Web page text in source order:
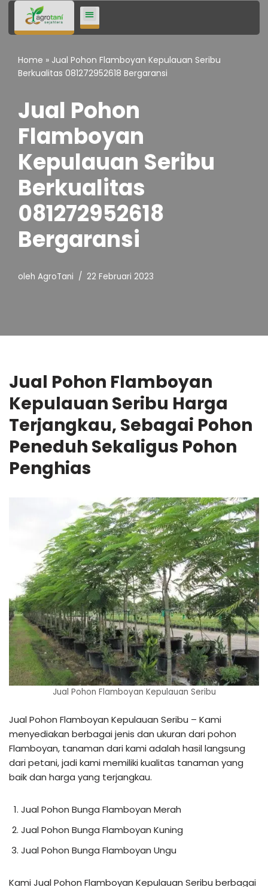
Lompat
konten
Home » Jual Pohon Flamboyan Kepulauan Seribu
Berkualitas 081272952618 Bergaransi
Jual Pohon
Flamboyan
Kepulauan Seribu
Berkualitas
081272952618
Bergaransi
oleh AgroTani 22 Februari 2023
Jual Pohon Flamboyan
Kepulauan Seribu Harga
Terjangkau, Sebagai Pohon
Peneduh Sekaligus Pohon
Penghias
Jual Pohon Flamboyan Kepulauan Seribu
Jual Pohon Flamboyan Kepulauan Seribu – Kami
menyediakan berbagai jenis dan ukuran dari pohon
Flamboyan, tanaman dari kami adalah hasil langsung
dari petani, jadi kami memiliki kualitas tanaman yang
baik dan harga yang terjangkau.
Jual Pohon Bunga Flamboyan Merah
Jual Pohon Bunga Flamboyan Kuning
Jual Pohon Bunga Flamboyan Ungu
Kami Jual Pohon Flamboyan Kepulauan Seribu berbagai